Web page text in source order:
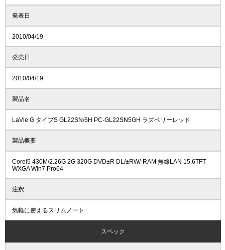
発表日
2010/04/19
発売日
2010/04/19
製品名
LaVie G タイプS GL22SN/5H PC-GL22SN5GH ラズベリーレッド
製品概要
Corei5 430M/2.26G 2G 320G DVD±R DL/±RW/-RAM 無線LAN 15.6TFT
WXGA Win7 Pro64
注釈
気軽に使えるスリムノート
スペック